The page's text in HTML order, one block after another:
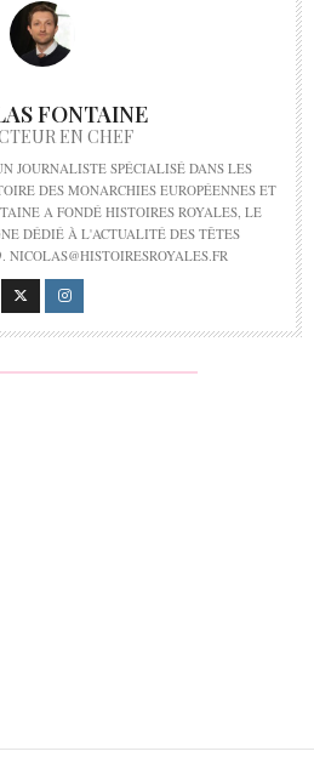
FONTAINE
EN CHEF
JOURNALISTE SPÉCIALISÉ DANS LES
DES MONARCHIES EUROPÉENNES ET
A FONDÉ HISTOIRES ROYALES, LE
DÉDIÉ À L'ACTUALITÉ DES TÊTES
NICOLAS@HISTOIRESROYALES.FR